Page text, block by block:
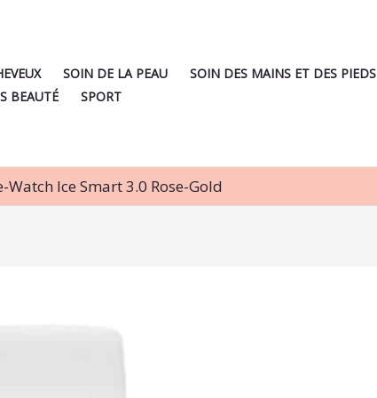
SOIN DE LA PEAU SOIN DES MAINS ET DES PIEDS
BEAUTÉ
SPORT
Ice Smart 3.0 Rose-Gold